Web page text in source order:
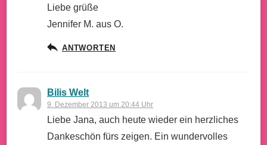
Liebe grüße
Jennifer M. aus O.
ANTWORTEN
Bilis Welt
9. Dezember 2013 um 20:44 Uhr
Liebe Jana, auch heute wieder ein herzliches
Dankeschön fürs zeigen. Ein wundervolles